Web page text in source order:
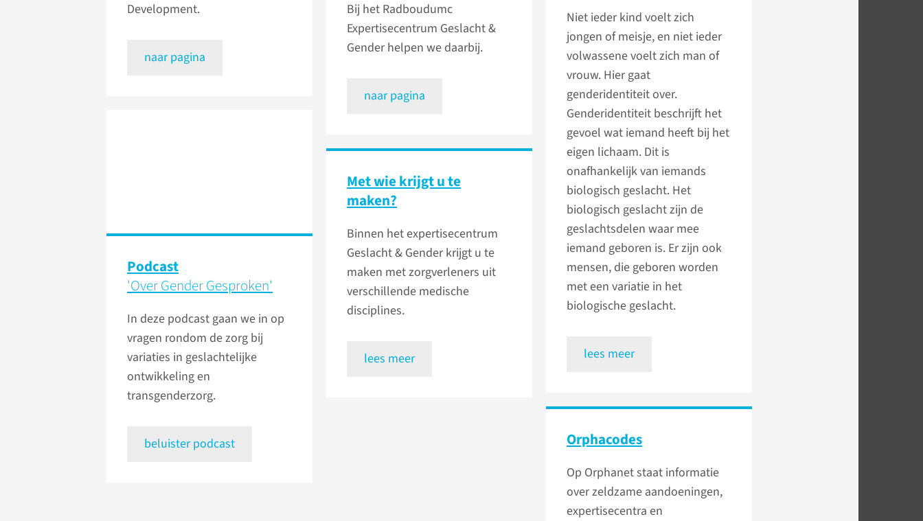
Development.
naar pagina
Bij het Radboudumc
Expertisecentrum Geslacht &
Gender helpen we daarbij.
naar pagina
Niet ieder kind voelt zich
jongen of meisje, en niet ieder
volwassene voelt zich man of
vrouw. Hier gaat
genderidentiteit over.
Genderidentiteit beschrijft het
gevoel wat iemand heeft bij het
eigen lichaam. Dit is
onafhankelijk van iemands
biologisch geslacht. Het
biologisch geslacht zijn de
geslachtsdelen waar mee
iemand geboren is. Er zijn ook
mensen, die geboren worden
met een variatie in het
biologische geslacht.
lees meer
Podcast
'Over Gender Gesproken'
In deze podcast gaan we in op
vragen rondom de zorg bij
variaties in geslachtelijke
ontwikkeling en
transgenderzorg.
beluister podcast
Met wie krijgt u te
maken?
Binnen het expertisecentrum
Geslacht & Gender krijgt u te
maken met zorgverleners uit
verschillende medische
disciplines.
lees meer
Orphacodes
Op Orphanet staat informatie
over zeldzame aandoeningen,
expertisecentra en